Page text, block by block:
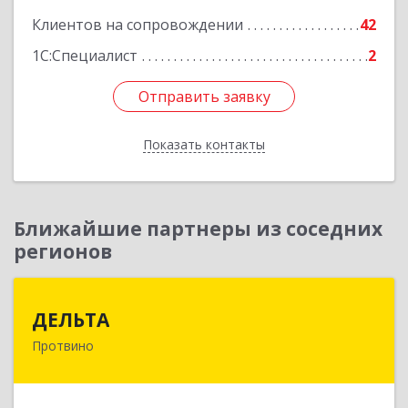
Клиентов на сопровождении
42
1С:Специалист
2
Отправить заявку
Показать контакты
Отправить заявку
Назад
Ближайшие партнеры из соседних
регионов
ДЕЛЬТА
Протвино